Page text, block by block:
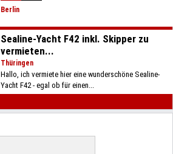
Berlin
Sealine-Yacht F42 inkl. Skipper zu
vermieten...
Thüringen
Hallo, ich vermiete hier eine wunderschöne Sealine-
Yacht F42 - egal ob für einen...